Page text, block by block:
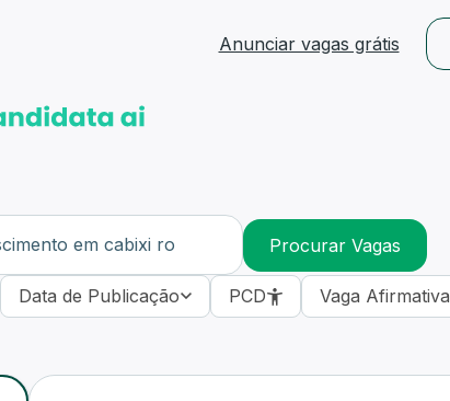
Anunciar vagas grátis
Procurar Vagas
Data de Publicação PCD Vaga Afirmativa